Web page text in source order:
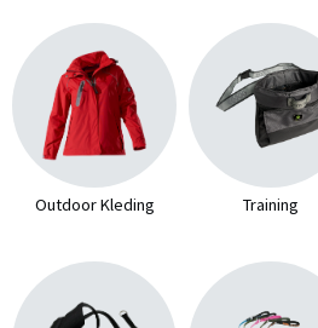
Outdoor Kleding Training